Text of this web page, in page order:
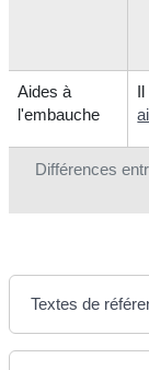
Différences
Aides à
l'embauche
Il
Textes de